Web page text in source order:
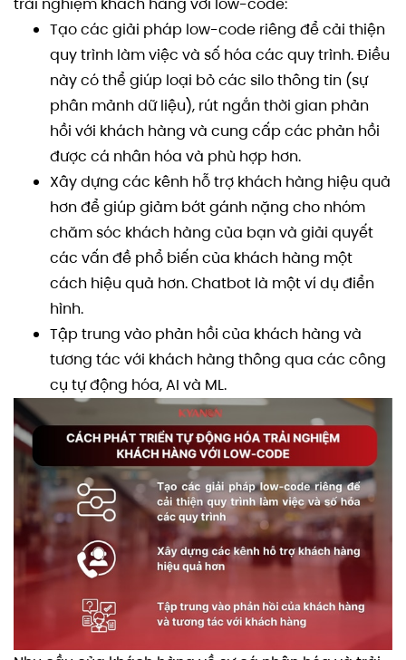
Tạo các giải pháp low-code riêng để cải thiện
quy trình làm việc và số hóa các quy trình. Điều
này có thể giúp loại bỏ các silo thông tin (sự
phân mảnh dữ liệu), rút ngắn thời gian phản
hồi với khách hàng và cung cấp các phản hồi
được cá nhân hóa và phù hợp hơn.
Xây dựng các kênh hỗ trợ khách hàng hiệu quả
hơn để giúp giảm bớt gánh nặng cho nhóm
chăm sóc khách hàng của bạn và giải quyết
các vấn đề phổ biến của khách hàng một
cách hiệu quả hơn. Chatbot là một ví dụ điển
hình.
Tập trung vào phản hồi của khách hàng và
tương tác với khách hàng thông qua các công
cụ tự động hóa, AI và ML.